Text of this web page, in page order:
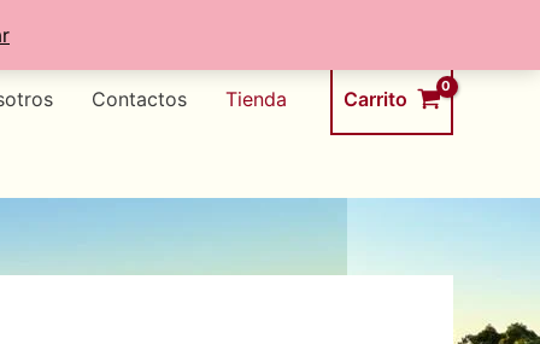
Contactos Tienda Carrito